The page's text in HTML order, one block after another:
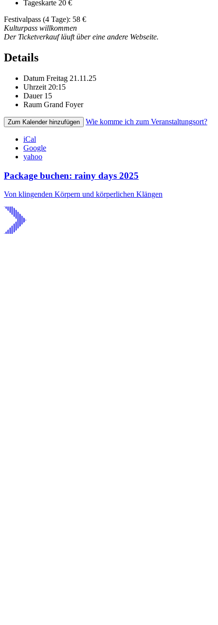
Tageskarte 20 €
Festivalpass (4 Tage): 58 €
Kulturpass willkommen
Der Ticketverkauf läuft über eine andere Webseite.
Details
Datum Freitag 21.11.25
Uhrzeit 20:15
Dauer 15
Raum Grand Foyer
Zum Kalender hinzufügen Wie komme ich zum Veranstaltungsort?
iCal
Google
yahoo
Package buchen: rainy days 2025
Von klingenden Körpern und körperlichen Klängen